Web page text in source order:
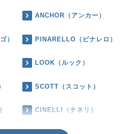
ANCHOR（アンカー）
） PINARELLO（ピナレロ）
LOOK（ルック）
SCOTT（スコット）
CINELLI（チネリ）